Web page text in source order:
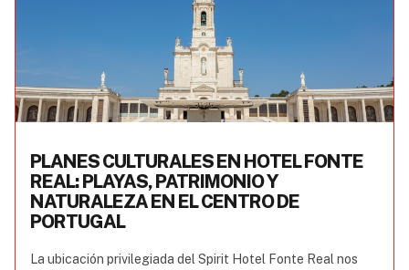
PLANES CULTURALES EN HOTEL FONTE
REAL: PLAYAS, PATRIMONIO Y
NATURALEZA EN EL CENTRO DE
PORTUGAL
La ubicación privilegiada del Spirit Hotel Fonte Real nos